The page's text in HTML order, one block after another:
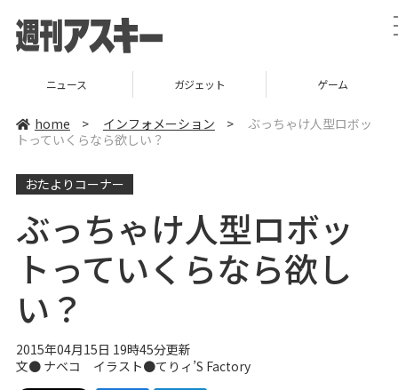
ニュース ガジェット ゲーム
home > インフォメーション >
ぶっちゃけ人型ロボッ
トっていくらなら欲しい？
おたよりコーナー
ぶっちゃけ人型ロボッ
トっていくらなら欲し
い？
2015年04月15日 19時45分更新
文● ナベコ イラスト●てりィ’S Factory